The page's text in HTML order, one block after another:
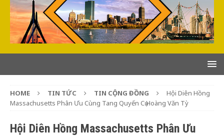
HOME TIN TỨC TIN CỘNG ĐỒNG
Hội Diên Hồng
Massachusetts Phân Ưu Cùng Tang Quyến Cụ Hoàng Văn Tỳ
Hội Diên Hồng Massachusetts Phân Ưu